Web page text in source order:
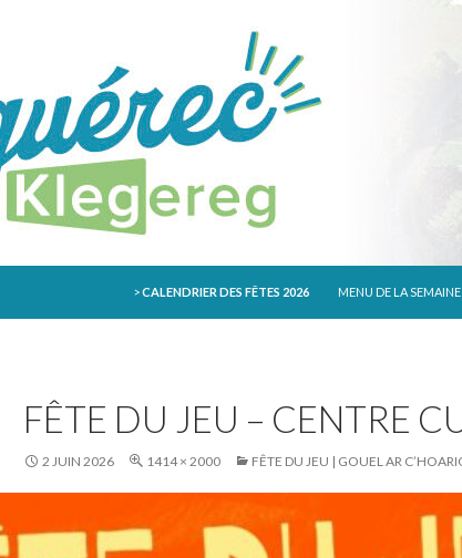
>CALENDRIER DES FÊTES 2026 MENU DE LA SEMAINE
FÊTE DU JEU – CENTRE
2 JUIN 2026 1414 × 2000 FÊTE DU JEU | GOUEL AR